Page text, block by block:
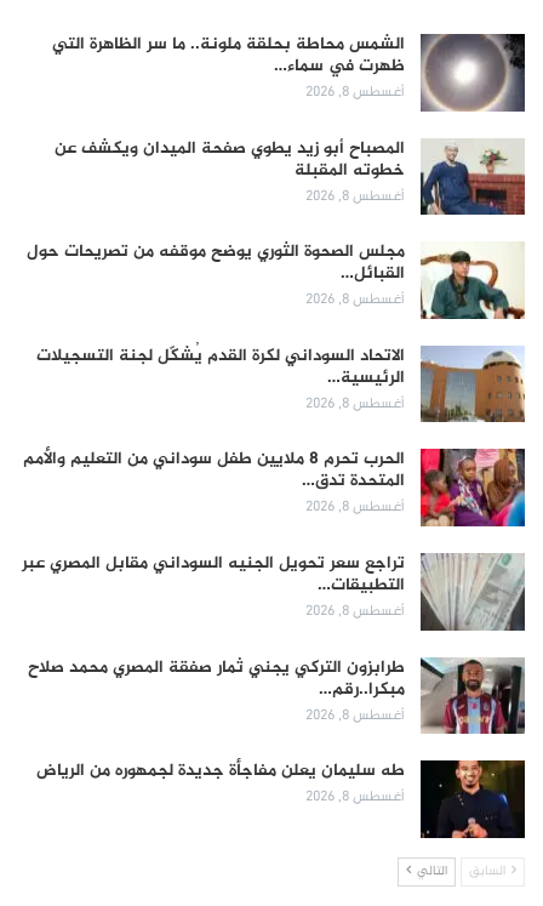
الشمس محاطة بحلقة ملونة.. ما سر الظاهرة التي
ظهرت في سماء…
أغسطس 8, 2026
المصباح أبو زيد يطوي صفحة الميدان ويكشف عن
خطوته المقبلة
أغسطس 8, 2026
مجلس الصحوة الثوري يوضح موقفه من تصريحات حول
القبائل…
أغسطس 8, 2026
الاتحاد السوداني لكرة القدم يُشكّل لجنة التسجيلات
الرئيسية…
أغسطس 8, 2026
الحرب تحرم 8 ملايين طفل سوداني من التعليم والأمم
المتحدة تدق…
أغسطس 8, 2026
تراجع سعر تحويل الجنيه السوداني مقابل المصري عبر
التطبيقات…
أغسطس 8, 2026
طرابزون التركي يجني ثمار صفقة المصري محمد صلاح
مبكرا..رقم…
أغسطس 8, 2026
طه سليمان يعلن مفاجأة جديدة لجمهوره من الرياض
أغسطس 8, 2026
السابق التالي